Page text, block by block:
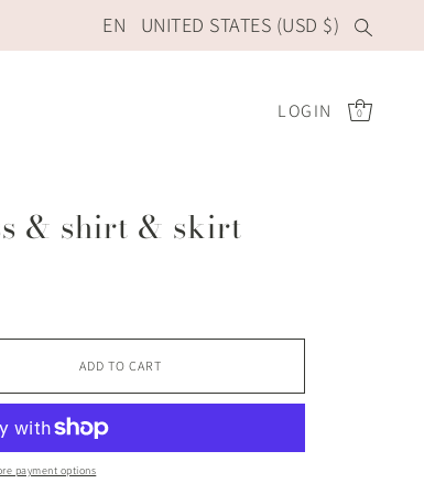
EN UNITED STATES (USD $)
LOGIN 0
& shirt & skirt
ADD TO CART
payment options